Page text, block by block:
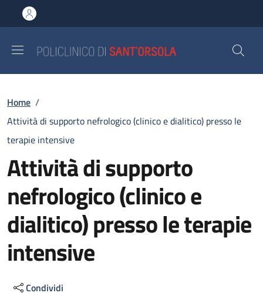
al contenuto principale
to footer content
Briciole di pane
Home /
Attività di supporto nefrologico (clinico e dialitico) presso le
terapie intensive
Attività di supporto
nefrologico (clinico e
dialitico) presso le terapie
intensive
Condividi